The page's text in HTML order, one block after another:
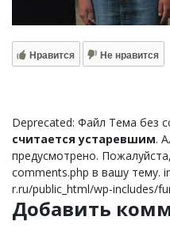
Нравится Не нравится
Deprecated: Файл Тема без
считается устаревшим.
предусмотрено.
comments.php в вашу тему.
r.ru/public_html/wp-includes/
Добавить